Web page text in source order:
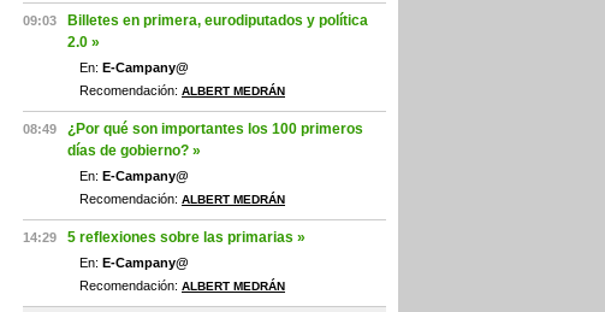
09:03
Billetes en primera, eurodiputados y política
2.0 »
En: E-Campany@
Recomendación: ALBERT MEDRÁN
08:49
¿Por qué son importantes los 100 primeros
días de gobierno? »
En: E-Campany@
Recomendación: ALBERT MEDRÁN
14:29 5 reflexiones sobre las primarias »
En: E-Campany@
Recomendación: ALBERT MEDRÁN